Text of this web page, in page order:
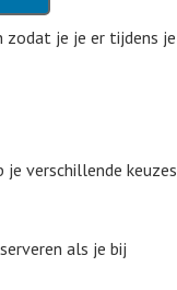
zodat je je er tijdens je
verschillende keuzes
als je bij